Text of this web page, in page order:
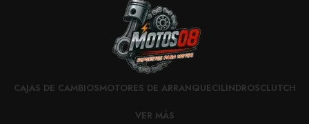
CAJAS DE CAMBIOSMOTORES DE ARRANQUECILINDROSCLUTCH
VER MÁS